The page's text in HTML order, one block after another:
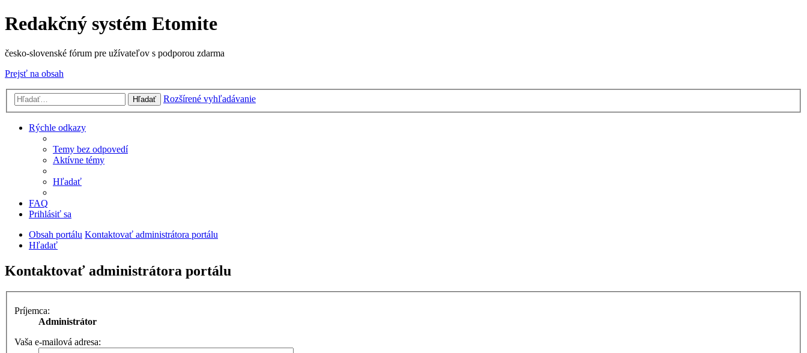
Redakčný systém Etomite
česko-slovenské fórum pre užívateľov s podporou zdarma
Prejsť na obsah
Hľadať Rozšírené vyhľadávanie
Rýchle odkazy
Temy bez odpovedí
Aktívne témy
Hľadať
FAQ
Prihlásiť sa
Obsah portálu Kontaktovať administrátora portálu
Hľadať
Kontaktovať administrátora portálu
Príjemca:
Administrátor
Vaša e-mailová adresa: